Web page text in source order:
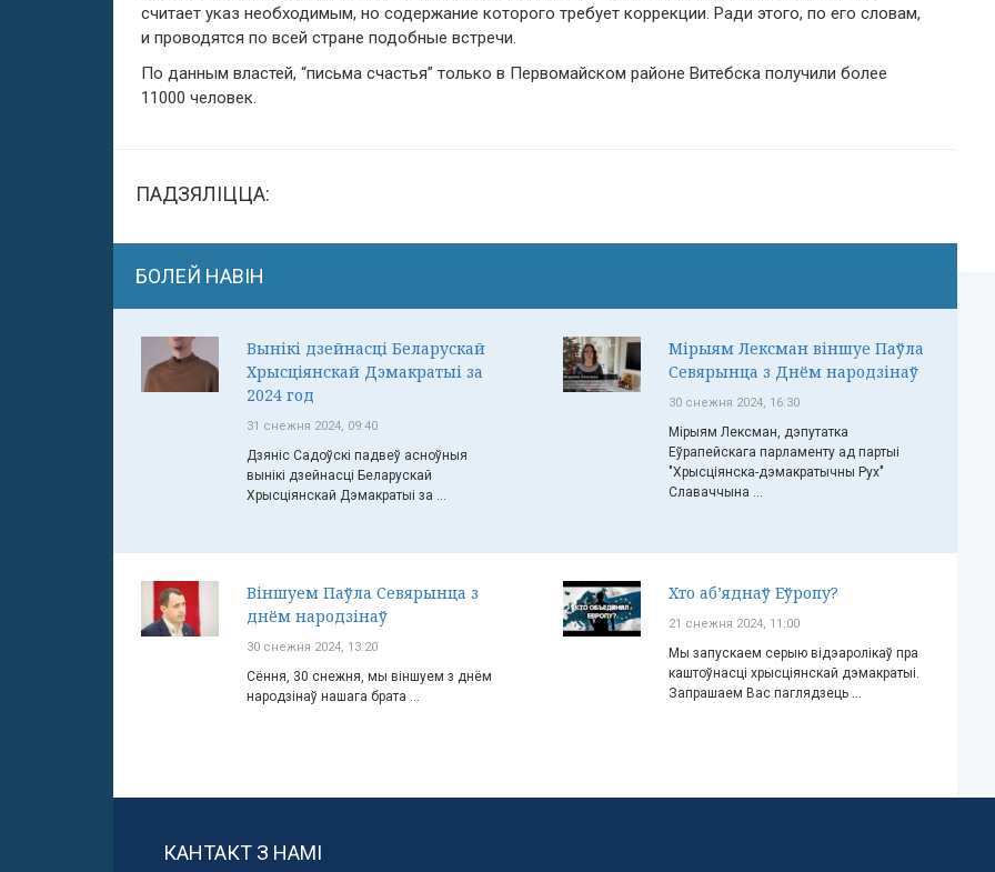
считает указ необходимым, но содержание которого требует коррекции. Ради этого, по его словам,
и проводятся по всей стране подобные встречи.
По данным властей, “письма счастья” только в Первомайском районе Витебска получили более
11000 человек.
ПАДЗЯЛІЦЦА:
БОЛЕЙ НАВІН
Вынікі дзейнасці Беларускай
Хрысціянскай Дэмакратыі за
2024 год
31 снежня 2024, 09:40
Дзяніс Садоўскі падвеў асноўныя
вынікі дзейнасці Беларускай
Хрысціянскай Дэмакратыі за ...
Мірыям Лексман віншуе Паўла
Севярынца з Днём народзінаў
30 снежня 2024, 16:30
Мірыям Лексман, дэпутатка
Еўрапейскага парламенту ад партыі
"Хрысціянска-дэмакратычны Рух"
Славаччына ...
Віншуем Паўла Севярынца з
днём народзінаў
30 снежня 2024, 13:20
Сёння, 30 снежня, мы віншуем з днём
народзінаў нашага брата ...
Хто аб’яднаў Еўропу?
21 снежня 2024, 11:00
Мы запускаем серыю відэаролікаў пра
каштоўнасці хрысціянскай дэмакратыі.
Запрашаем Вас паглядзець ...
КАНТАКТ З НАМІ